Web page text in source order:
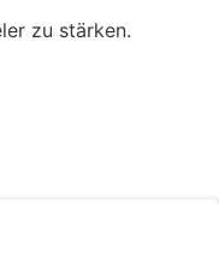
zu stärken.